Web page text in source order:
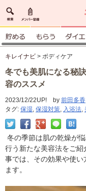
キレイナビ > ボディケア
冬でも美肌になる秘
容のススメ
2023/12/22UP! by 前田多香
タグ: 保湿, 保湿対策, 入浴法,
冬の季節は肌の乾燥が
行う新たな美容法をご紹
事では、その効果や使
ます。